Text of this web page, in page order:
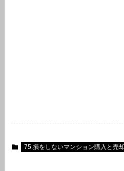
75.損をしないマンション購入と売却